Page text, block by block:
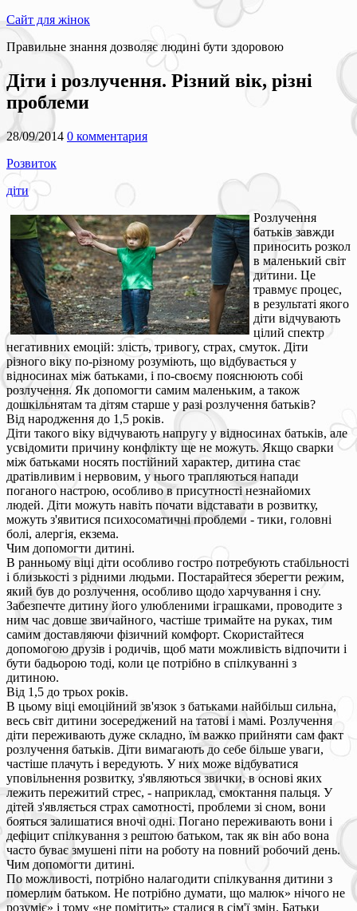
Сайт для жінок
Правильне знання дозволяє людині бути здоровою
Діти і розлучення. Різний вік, різні
проблеми
28/09/2014 0 комментария
Розвиток
діти
Розлучення
батьків завжди
приносить розкол
в маленький світ
дитини. Це
травмує процес,
в результаті якого
діти відчувають
цілий спектр
негативних емоцій: злість, тривогу, страх, смуток. Діти
різного віку по-різному розуміють, що відбувається у
відносинах між батьками, і по-своєму пояснюють собі
розлучення. Як допомогти самим маленьким, а також
дошкільнятам та дітям старше у разі розлучення батьків?
Від народження до 1,5 років.
Діти такого віку відчувають напругу у відносинах батьків, але
усвідомити причину конфлікту ще не можуть. Якщо сварки
між батьками носять постійний характер, дитина стає
дратівливим і нервовим, у нього трапляються напади
поганого настрою, особливо в присутності незнайомих
людей. Діти можуть навіть почати відставати в розвитку,
можуть з'явитися психосоматичні проблеми - тики, головні
болі, алергія, екзема.
Чим допомогти дитині.
В ранньому віці діти особливо гостро потребують стабільності
і близькості з рідними людьми. Постарайтеся зберегти режим,
який був до розлучення, особливо щодо харчування і сну.
Забезпечте дитину його улюбленими іграшками, проводите з
ним час довше звичайного, частіше тримайте на руках, тим
самим доставляючи фізичний комфорт. Скористайтеся
допомогою друзів і родичів, щоб мати можливість відпочити і
бути бадьорою тоді, коли це потрібно в спілкуванні з
дитиною.
Від 1,5 до трьох років.
В цьому віці емоційний зв'язок з батьками найбільш сильна,
весь світ дитини зосереджений на татові і мамі. Розлучення
діти переживають дуже складно, їм важко прийняти сам факт
розлучення батьків. Діти вимагають до себе більше уваги,
частіше плачуть і вередують. У них може відбуватися
уповільнення розвитку, з'являються звички, в основі яких
лежить пережитий стрес, - наприклад, смоктання пальця. У
дітей з'являється страх самотності, проблеми зі сном, вони
бояться залишатися вночі одні. Погано переживають вони і
дефіцит спілкування з рештою батьком, так як він або вона
часто буває змушені піти на роботу на повний робочий день.
Чим допомогти дитині.
По можливості, потрібно налагодити спілкування дитини з
померлим батьком. Не потрібно думати, що малюк» нічого не
розуміє» і тому «не помітить» сталися в сім'ї змін. Батьки